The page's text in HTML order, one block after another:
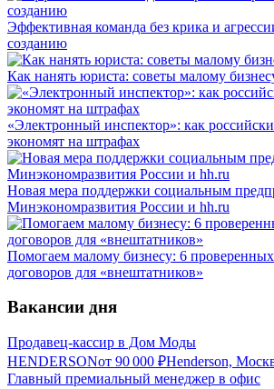
Эффективная команда без крика и
созданию
Как нанять юриста: советы малому
«Электронный инспектор»: как
экономят на штрафах
Новая мера поддержки социальным
Минэкономразвития России и hh.ru
Помогаем малому бизнесу: 6
договоров для «внештатников»
Вакансии дня
Продавец-кассир в Дом Моды
HENDERSONот 90 000 ₽Henderson,
Главный премиальный менеджер в офис